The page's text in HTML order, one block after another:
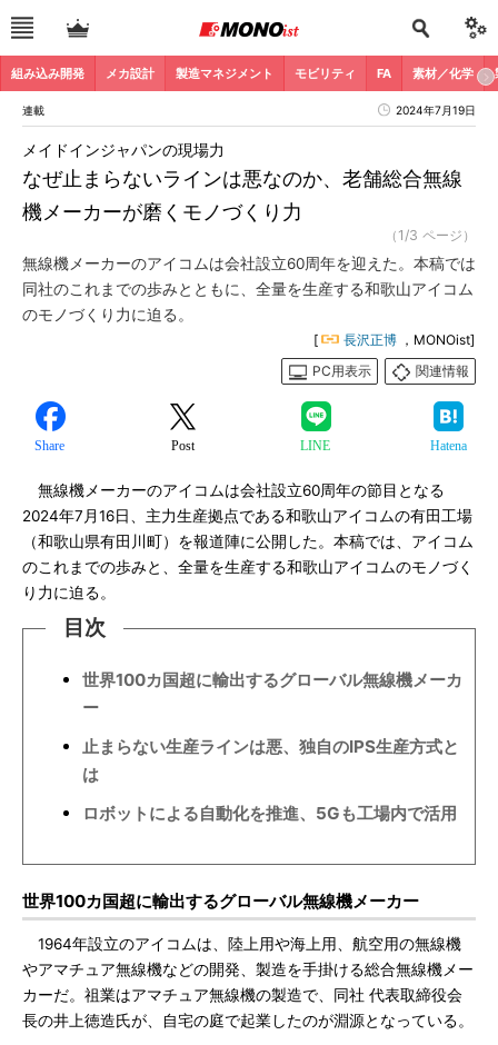
組み込み開発 メカ設計 製造マネジメント モビリティ FA 素材／化学
連載 2024年7月19日
なぜ止まらないラインは悪なのか、老舗総合無線
機メーカーが磨くモノづくり力
メイドインジャパンの現場力
（1/3 ページ）
無線機メーカーのアイコムは会社設立60周年を迎えた。本稿では
同社のこれまでの歩みとともに、全量を生産する和歌山アイコム
のモノづくり力に迫る。
[ 長沢正博 ，MONOist]
PC用表示
関連情報
Share Post LINE Hatena
無線機メーカーのアイコムは会社設立60周年の節目となる
2024年7月16日、主力生産拠点である和歌山アイコムの有田工場
（和歌山県有田川町）を報道陣に公開した。本稿では、アイコム
のこれまでの歩みと、全量を生産する和歌山アイコムのモノづく
り力に迫る。
目次
世界100カ国超に輸出するグローバル無線機メーカ
ー
止まらない生産ラインは悪、独自のIPS生産方式と
は
ロボットによる自動化を推進、5Gも工場内で活用
世界100カ国超に輸出するグローバル無線機メーカー
1964年設立のアイコムは、陸上用や海上用、航空用の無線機
やアマチュア無線機などの開発、製造を手掛ける総合無線機メー
カーだ。祖業はアマチュア無線機の製造で、同社 代表取締役会
長の井上徳造氏が、自宅の庭で起業したのが淵源となっている。